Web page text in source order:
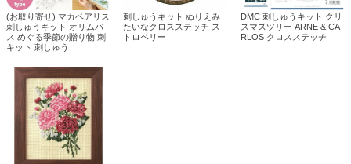
(お取り寄せ) マカベアリス
刺しゅうキット オリムパ
ス めぐる季節の贈り物 刺
キット 刺しゅう
刺しゅうキット ぬりえみ
たいなクロスステッチ ス
トロベリー
DMC 刺しゅうキット クリ
スマスツリー ARNE & CA
RLOS クロスステッチ